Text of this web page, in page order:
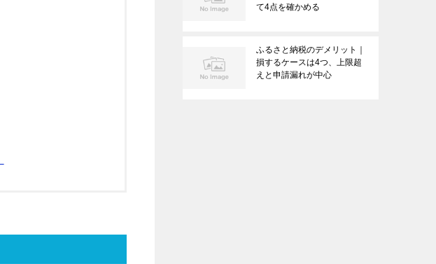
て4点を確かめる
ふるさと納税のデメリット｜
損するケースは4つ、上限超
えと申請漏れが中心